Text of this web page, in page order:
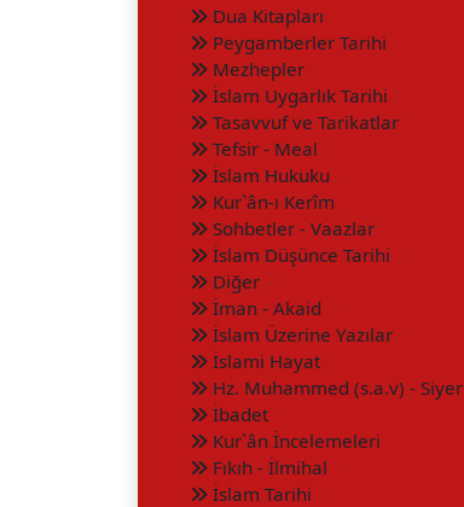
Dua Kitapları
Peygamberler Tarihi
Mezhepler
İslam Uygarlık Tarihi
Tasavvuf ve Tarikatlar
Tefsir - Meal
İslam Hukuku
Kur`ân-ı Kerîm
Sohbetler - Vaazlar
İslam Düşünce Tarihi
Diğer
İman - Akaid
İslam Üzerine Yazılar
İslami Hayat
Hz. Muhammed (s.a.v) - Siyer
İbadet
Kur`ân İncelemeleri
Fıkıh - İlmihal
İslam Tarihi